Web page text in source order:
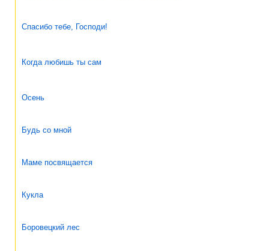
Спасибо тебе, Господи!
Когда любишь ты сам
Осень
Будь со мной
Маме посвящается
Кукла
Боровецкий лес